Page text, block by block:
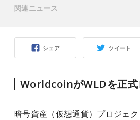
シェア ツイート
WorldcoinがWLDを正式
暗号資産（仮想通貨）プロジェ
関連ニュース